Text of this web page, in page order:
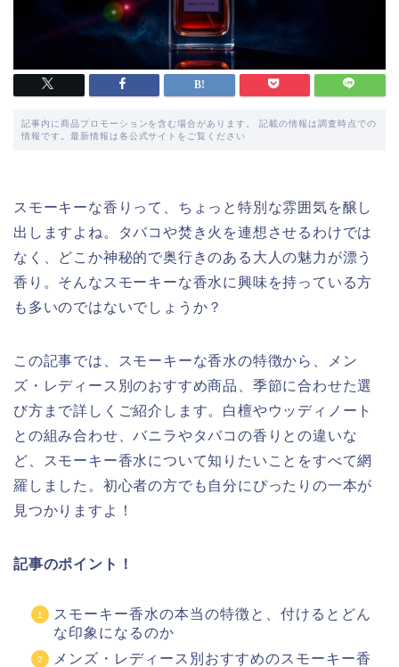
記事内に商品プロモーションを含む場合があります。 記載の情報は調査時点での
情報です。最新情報は各公式サイトをご覧ください
スモーキーな香りって、ちょっと特別な雰囲気を醸し
出しますよね。タバコや焚き火を連想させるわけでは
なく、どこか神秘的で奥行きのある大人の魅力が漂う
香り。そんなスモーキーな香水に興味を持っている方
も多いのではないでしょうか？
この記事では、スモーキーな香水の特徴から、メン
ズ・レディース別のおすすめ商品、季節に合わせた選
び方まで詳しくご紹介します。白檀やウッディノート
との組み合わせ、バニラやタバコの香りとの違いな
ど、スモーキー香水について知りたいことをすべて網
羅しました。初心者の方でも自分にぴったりの一本が
見つかりますよ！
記事のポイント！
スモーキー香水の本当の特徴と、付けるとどん
な印象になるのか
メンズ・レディース別おすすめのスモーキー香